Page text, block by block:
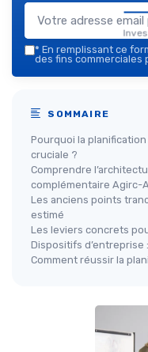
* En remplissant ce
des fins commerciales
SOMMAIRE
Pourquoi la
cruciale ?
Comprendre
complémentaire Agirc-
Les anciens points
estimé
Les leviers concrets
Dispositifs d’entreprise :
Comment réussir la